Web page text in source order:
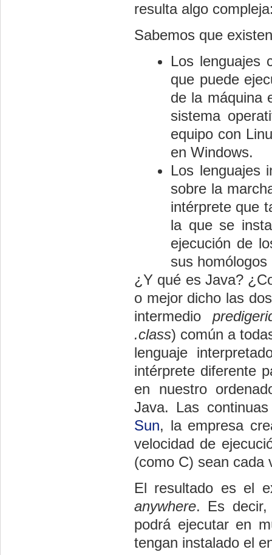
resulta algo
Sabemos que
Los lenguajes
que puede
de la máquina
sistema
equipo con
en Windows.
Los lenguajes
sobre la
intérprete que
la que se
ejecución de
sus
¿Y qué es Java?
o mejor dicho las
intermedio
.class) común a
lenguaje
intérprete diferente
en nuestro
Java. Las
Sun, la empresa
velocidad de
(como C) sean cada
El resultado es el
anywhere. Es decir,
podrá ejecutar en
tengan instalado el